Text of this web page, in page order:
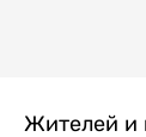
Жителей и